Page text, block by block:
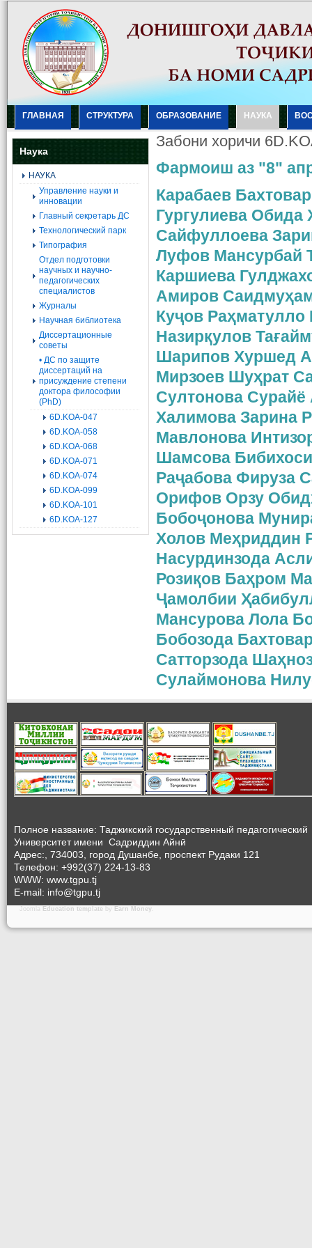
ГЛАВНАЯ СТРУКТУРА ОБРАЗОВАНИЕ НАУКА
Наука
НАУКА
Управление науки и
инновации
Главный секретарь ДС
Технологический парк
Типография
Отдел подготовки
научных и научно-
педагогических
специалистов
Журналы
Научная библиотека
Диссертационные
советы
• ДС по защите
диссертаций на
присуждение степени
доктора философии
(PhD)
6D.KOA-047
6D.KOA-058
6D.KOA-068
6D.KOA-071
6D.KOA-074
6D.KOA-099
6D.KOA-101
6D.KOA-127
Забони хоричи
Фармоиш аз "8"
Карабаев
Гургулиева Обида
Сайфуллоева
Луфов Мансурбай
Каршиева
Амиров
Куҷов Раҳматулло
Назирқулов
Шарипов Хуршед
Мирзоев Шуҳрат
Султонова
Халимова Зарина
Мавлонова
Шамсова
Раҷабова Фируза
Орифов Орзу
Бобоҷонова
Холов Меҳриддин
Насурдинзода
Розиқов Баҳром
Ҷамолбии
Мансурова Лола
Бобозода
Сатторзода
Сулаймонова
Полное название: Таджикский государственный педагогический
Университет имени Садриддин Айнӣ
Адрес:, 734003, город Душанбе, проспект Рудаки 121
Телефон: +992(37) 224-13-83
WWW: www.tgpu.tj
E-mail: info@tgpu.tj
Joomla Education template by Earn Money.